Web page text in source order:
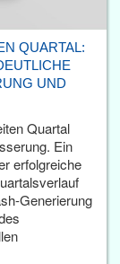
QUARTAL:
UND
Quartal
Ein
erfolgreiche
Generierung